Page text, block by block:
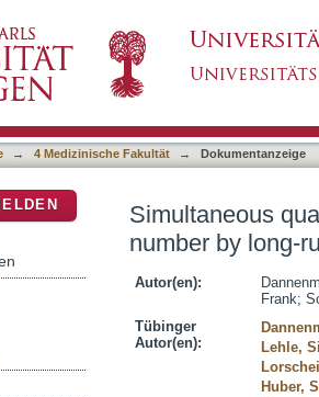
(LORD-Q)
→ 4 Medizinische Fakultät → Dokumentanzeige
Simultaneous
number by long-
Autor(en):
Frank;
Tübinger
Autor(en):
Lehle,
Huber,